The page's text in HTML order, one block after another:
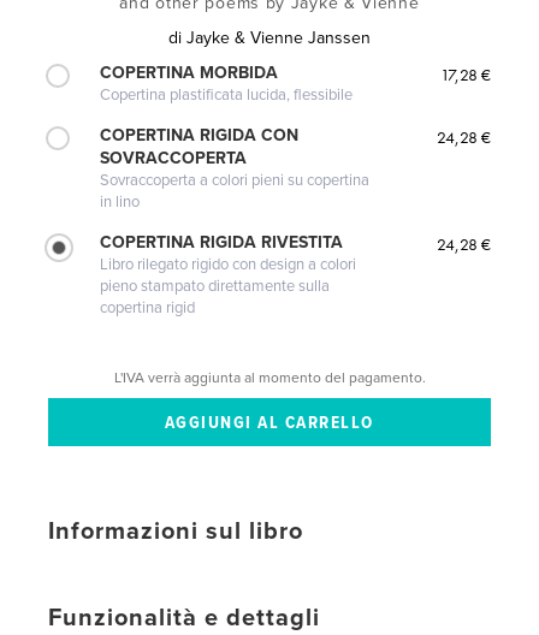
di Jayke & Vienne Janssen
COPERTINA MORBIDA
Copertina plastificata lucida, flessibile
17,28 €
COPERTINA RIGIDA CON
SOVRACCOPERTA
Sovraccoperta a colori pieni su copertina
in lino
24,28 €
COPERTINA RIGIDA RIVESTITA
Libro rilegato rigido con design a colori
pieno stampato direttamente sulla
copertina rigid
24,28 €
L'IVA verrà aggiunta al momento del pagamento.
Informazioni sul libro
Funzionalità e dettagli